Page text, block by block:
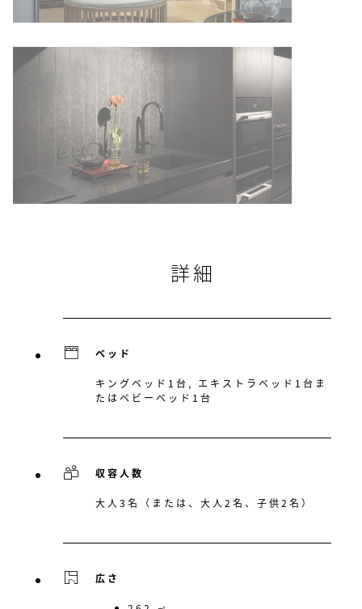
詳細
ベッド
キングベッド1台, エキストラベッド1台ま
たはベビーベッド1台
収容人数
大人3名（または、大人2名、子供2名）
広さ